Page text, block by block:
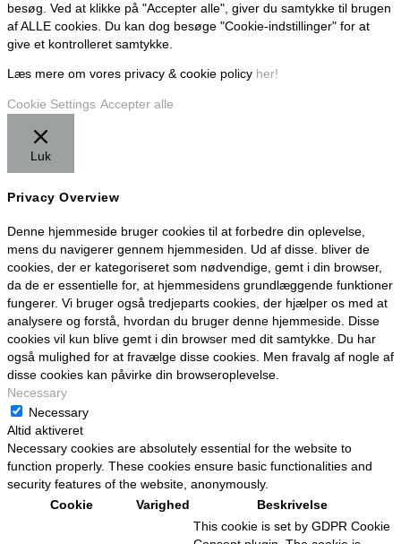
besøg. Ved at klikke på "Accepter alle", giver du samtykke til brugen
af ALLE cookies. Du kan dog besøge "Cookie-indstillinger" for at
give et kontrolleret samtykke.
Læs mere om vores privacy & cookie policy her!
Cookie Settings Accepter alle
Luk
Privacy Overview
Denne hjemmeside bruger cookies til at forbedre din oplevelse,
mens du navigerer gennem hjemmesiden. Ud af disse. bliver de
cookies, der er kategoriseret som nødvendige, gemt i din browser,
da de er essentielle for, at hjemmesidens grundlæggende funktioner
fungerer. Vi bruger også tredjeparts cookies, der hjælper os med at
analysere og forstå, hvordan du bruger denne hjemmeside. Disse
cookies vil kun blive gemt i din browser med dit samtykke. Du har
også mulighed for at fravælge disse cookies. Men fravalg af nogle af
disse cookies kan påvirke din browseroplevelse.
Necessary
Necessary
Altid aktiveret
Necessary cookies are absolutely essential for the website to
function properly. These cookies ensure basic functionalities and
security features of the website, anonymously.
Cookie
Varighed Beskrivelse
This cookie is set by GDPR Cookie